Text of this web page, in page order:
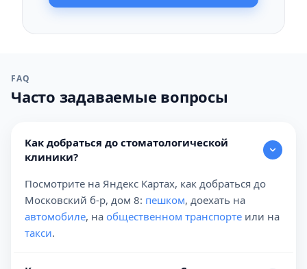
FAQ
Часто задаваемые вопросы
Как добраться до стоматологической
клиники?
Посмотрите на Яндекс Картах, как добраться до
Московский б-р, дом 8: пешком, доехать на
автомобиле, на общественном транспорте или на
такси.